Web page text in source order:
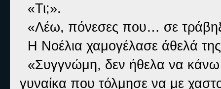
«Τι;».
«Λέω, πόνεσες που… σε
Η Νοέλια χαμογέλασε άθελά
«Συγγνώμη, δεν ήθελα να κάνω
γυναίκα που τόλμησε να με